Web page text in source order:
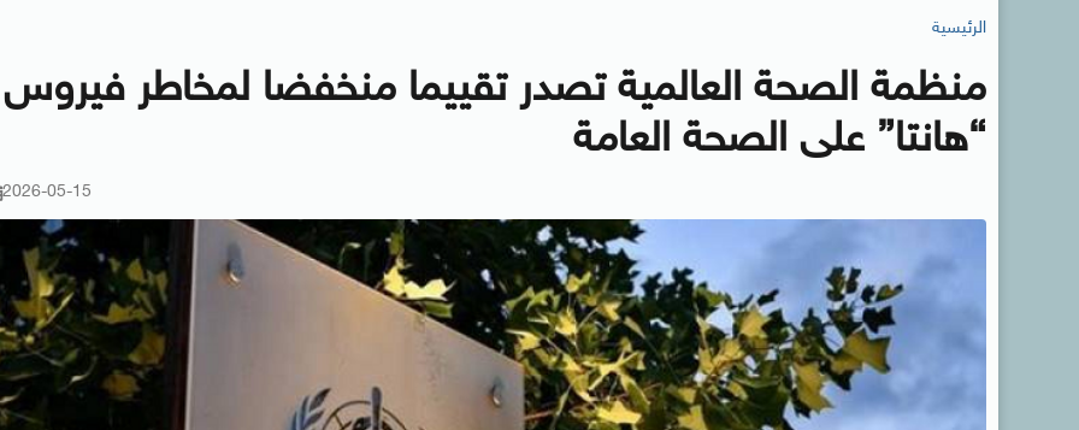
الرئيسية
منظمة الصحة العالمية تصدر تقييما منخفضا لمخاطر فيروس
“هانتا” على الصحة العامة
2026-05-15